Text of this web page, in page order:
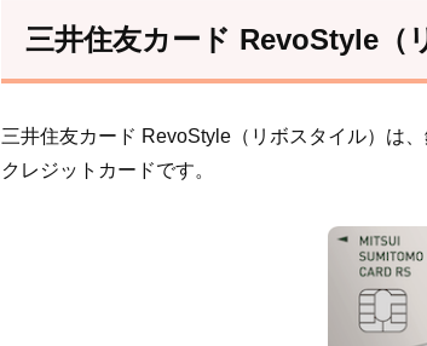
三井住友カード RevoStyle（
三井住友カード RevoStyle（リボスタイル）は
クレジットカードです。